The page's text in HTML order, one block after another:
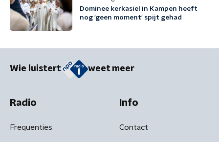
Dominee kerkasiel in Kampen heeft
nog 'geen moment' spijt gehad
Wie luistert weet meer
Radio
Frequenties
Info
Contact